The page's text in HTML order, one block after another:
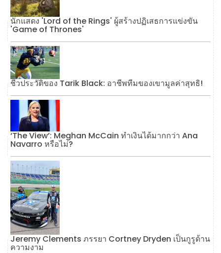
นักแสดง 'Lord of the Rings' ผู้สร้างปฏิเสธการแข่งขัน
'Game of Thrones'
ชีวประวัติของ Tarik Black: อาชีพทีมของเขามูลค่าสุทธิ!
‘The View’: Meghan McCain ทำเงินได้มากกว่า Ana
Navarro หรือไม่?
Jeremy Clements ภรรยา Cortney Dryden เป็นกูรูด้าน
ความงาม